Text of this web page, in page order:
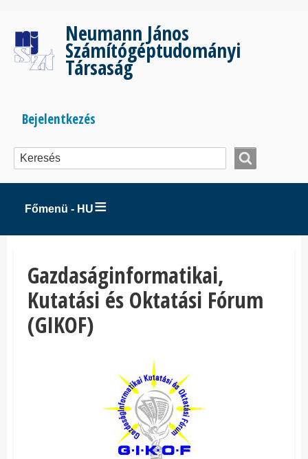
tartalomra
Neumann János
Számítógéptudományi
Társaság
Bejelentkezés
menüje
Bejelentkezés
Főmenü - HU
Gazdaságinformatikai,
Kutatási és Oktatási Fórum
(GIKOF)